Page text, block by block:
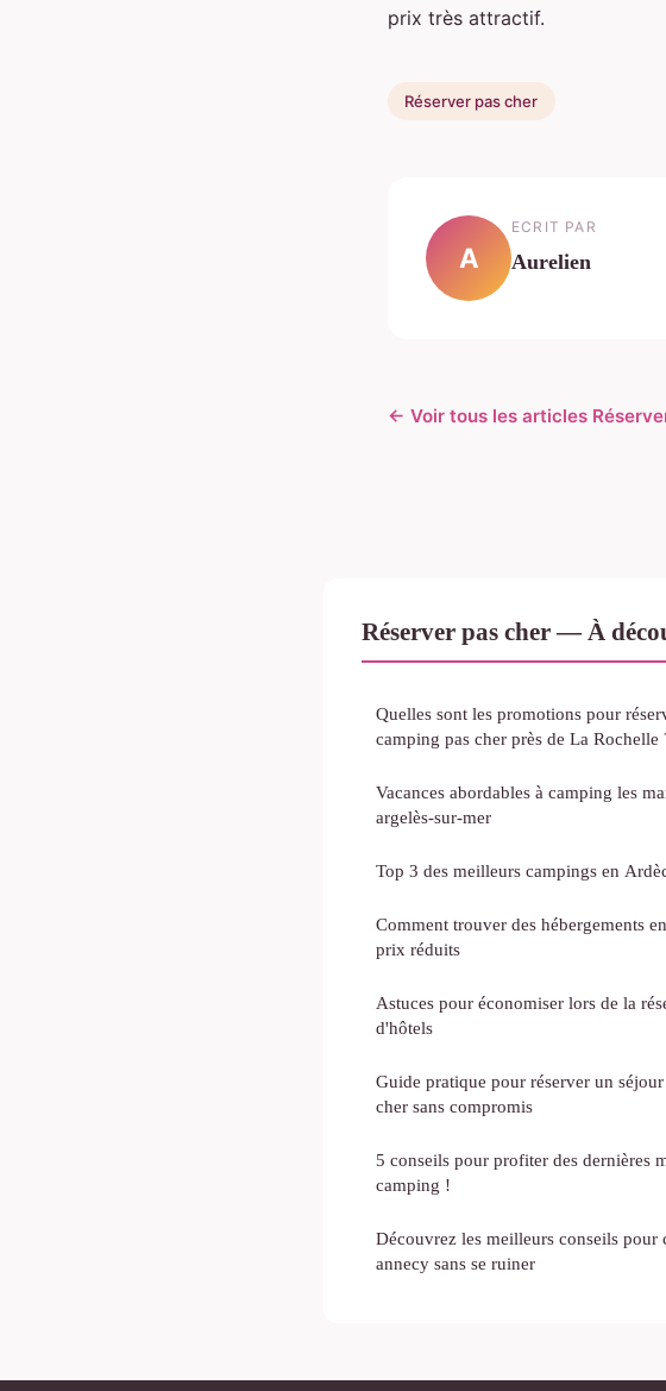
prix très attractif.
Réserver pas cher
A
ECRIT PAR
Aurelien
← Voir tous les articles
Réserver pas cher — À
Quelles sont les promotions pour
camping pas cher près de La Rochelle
Vacances abordables à camping les
argelès-sur-mer
Top 3 des meilleurs campings en
Comment trouver des hébergements
prix réduits
Astuces pour économiser lors de la
d'hôtels
Guide pratique pour réserver un
cher sans compromis
5 conseils pour profiter des dernières
camping !
Découvrez les meilleurs conseils pour
annecy sans se ruiner